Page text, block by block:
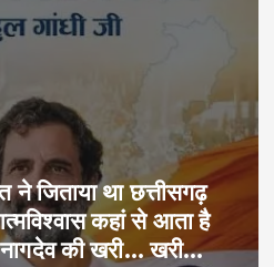
जिताया था छत्तीसगढ़
कहां से आता है
नागदेव की खरी… खरी…